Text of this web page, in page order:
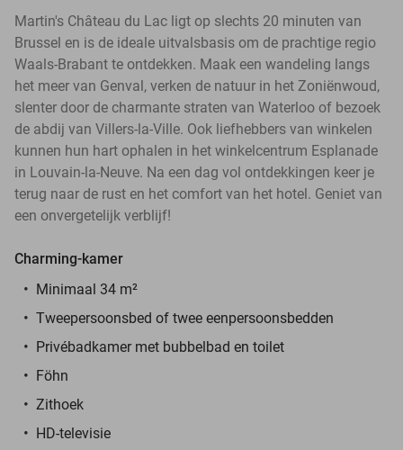
Martin's Château du Lac ligt op slechts 20 minuten van
Brussel en is de ideale uitvalsbasis om de prachtige regio
Waals-Brabant te ontdekken. Maak een wandeling langs
het meer van Genval, verken de natuur in het Zoniënwoud,
slenter door de charmante straten van Waterloo of bezoek
de abdij van Villers-la-Ville. Ook liefhebbers van winkelen
kunnen hun hart ophalen in het winkelcentrum Esplanade
in Louvain-la-Neuve. Na een dag vol ontdekkingen keer je
terug naar de rust en het comfort van het hotel. Geniet van
een onvergetelijk verblijf!
Charming-kamer
Minimaal 34 m²
Tweepersoonsbed of twee eenpersoonsbedden
Privébadkamer met bubbelbad en toilet
Föhn
Zithoek
HD-televisie